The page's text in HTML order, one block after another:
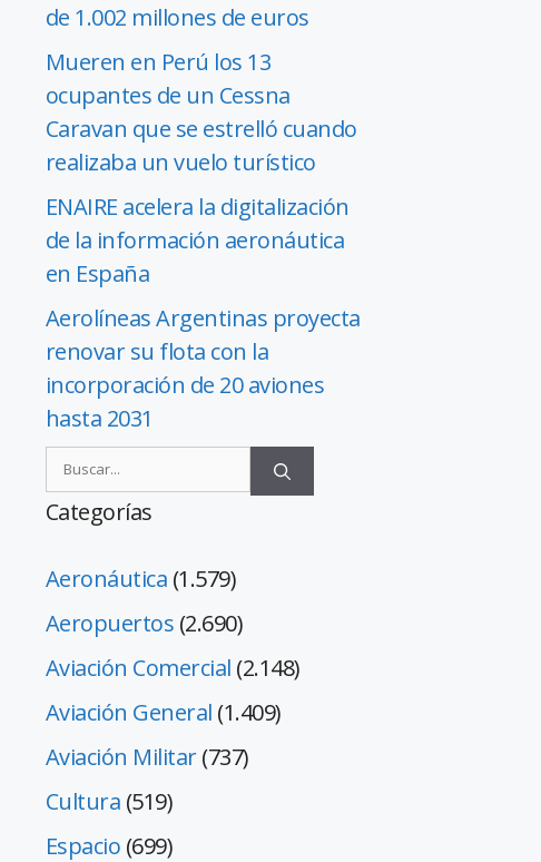
de 1.002 millones de euros
Mueren en Perú los 13
ocupantes de un Cessna
Caravan que se estrelló cuando
realizaba un vuelo turístico
ENAIRE acelera la digitalización
de la información aeronáutica
en España
Aerolíneas Argentinas proyecta
renovar su flota con la
incorporación de 20 aviones
hasta 2031
Categorías
Aeronáutica (1.579)
Aeropuertos (2.690)
Aviación Comercial (2.148)
Aviación General (1.409)
Aviación Militar(737)
Cultura (519)
Espacio (699)